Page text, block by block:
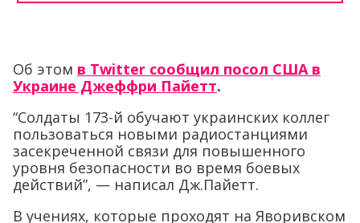
Об этом в Twitter сообщил посол США в
Украине Джеффри Пайетт.
“Солдаты 173-й обучают украинских коллег
пользоваться новыми радиостанциями
засекреченной связи для повышенного
уровня безопасности во время боевых
действий”, — написал Дж.Пайетт.
В учениях, которые проходят на Яворивском